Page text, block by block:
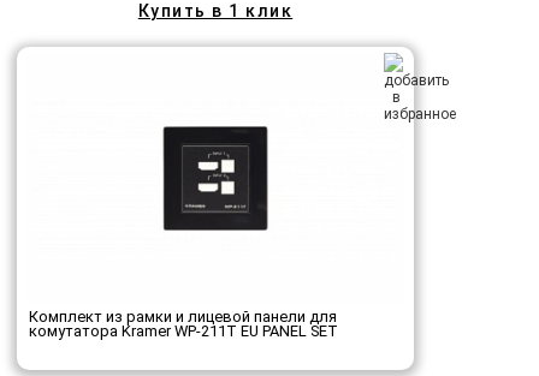
Купить в 1 клик
Комплект из рамки и лицевой панели для
комутатора Kramer WP-211T EU PANEL SET